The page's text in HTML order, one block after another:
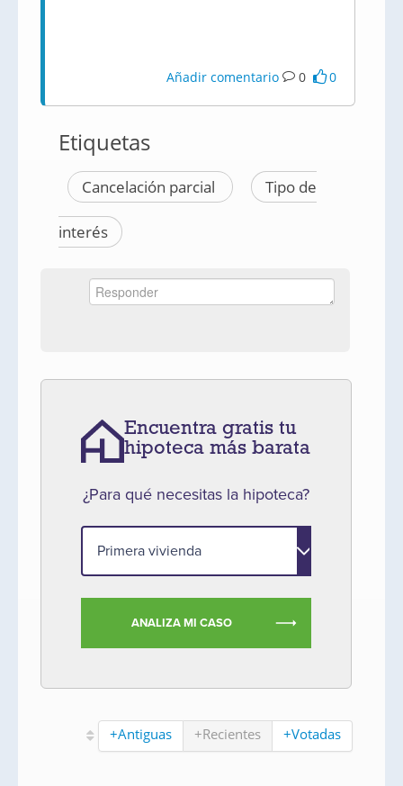
Añadir comentario 0 0
Etiquetas
Cancelación parcial Tipo de
interés
Encuentra gratis tu
hipoteca más barata
¿Para qué necesitas la hipoteca?
ANALIZA MI CASO
+Antiguas +Recientes +Votadas